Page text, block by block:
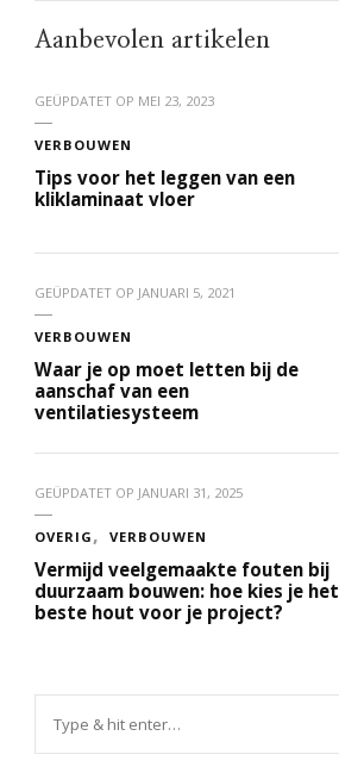
Aanbevolen artikelen
GEÜPDATET OP MEI 23, 2023
VERBOUWEN
Tips voor het leggen van een
kliklaminaat vloer
GEÜPDATET OP JANUARI 5, 2021
VERBOUWEN
Waar je op moet letten bij de
aanschaf van een
ventilatiesysteem
GEÜPDATET OP JANUARI 31, 2025
OVERIG VERBOUWEN
Vermijd veelgemaakte fouten bij
duurzaam bouwen: hoe kies je het
beste hout voor je project?